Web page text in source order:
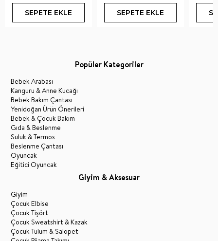
SEPETE EKLE SEPETE EKLE
Popüler Kategoriler
Bebek Arabası
Kanguru & Anne Kucağı
Bebek Bakım Çantası
Yenidoğan Ürün Önerileri
Bebek & Çocuk Bakım
Gıda & Beslenme
Suluk & Termos
Beslenme Çantası
Oyuncak
Eğitici Oyuncak
Giyim & Aksesuar
Giyim
Çocuk Elbise
Çocuk Tişört
Çocuk Sweatshirt & Kazak
Çocuk Tulum & Salopet